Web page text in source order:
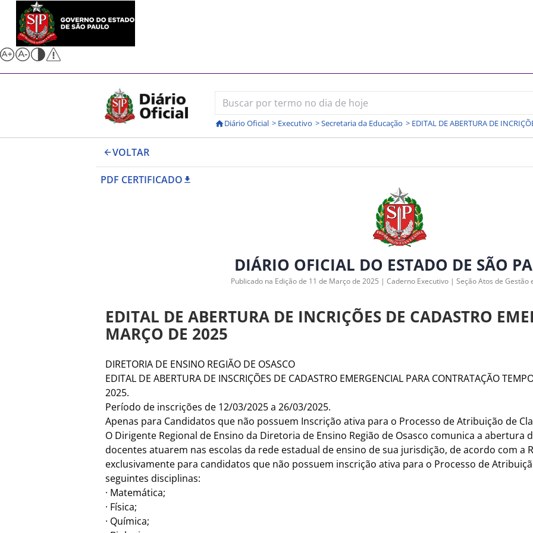
Diário Oficial > Executivo >Secretaria da Educação >
VOLTAR
PDF CERTIFICADO
DIÁRIO OFICIAL DO ESTADO DE SÃO
Publicado na Edição de 11 de Março de 2025 | Caderno Executivo | Seção Atos de Gestão
EDITAL DE ABERTURA DE INCRIÇÕES DE CADASTRO
MARÇO DE 2025
DIRETORIA DE ENSINO REGIÃO DE OSASCO
EDITAL DE ABERTURA DE INSCRIÇÕES DE CADASTRO EMERGENCIAL PARA CONTRATAÇÃO
2025.
Período de inscrições de 12/03/2025 a 26/03/2025.
Apenas para Candidatos que não possuem Inscrição ativa para o Processo de Atribuição de
O Dirigente Regional de Ensino da Diretoria de Ensino Região de Osasco comunica a
docentes atuarem nas escolas da rede estadual de ensino de sua jurisdição, de acordo com a
exclusivamente para candidatos que não possuem inscrição ativa para o Processo de
seguintes disciplinas:
· Matemática;
· Física;
· Química;